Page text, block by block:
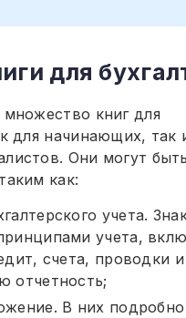
для
книг для
для начинающих, так
Они могут
как:
учета.
учета,
счета, проводки и
отчетность;
В них подробно